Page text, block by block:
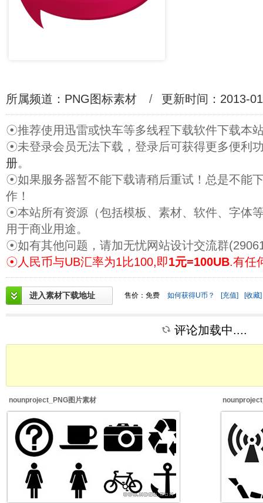
所属频道： PNG图标素材 / 更新时间：2013-
☉推荐使用迅雷或快车等多线程下载软件下载本
☉未登录会员无法下载，登录后可获得更多便利
册。
☉如果服务器暂不能下载请稍后重试！总是不能
作！
☉本站所有资源（包括模板、素材、软件、字体
用于商业用途。
☉如有其他问题，请加无忧网站设计交流群
☉人民币与UB汇率为1比100,即1元=100UB.有任
进入素材下载地址 售价：免费 如何获得U币？ [充值] [收藏]
评论加载中....
nounproject_PNG图片素材